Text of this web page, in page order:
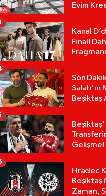
Evim
Kanal
Final!
Fragmanı
Son
Salah'ın
Beşiktaş
Gelişme!
Hradec
Beşiktaş
Zaman,